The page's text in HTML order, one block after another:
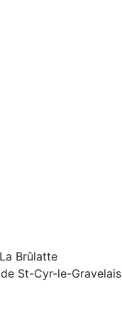
Brûlatte
St-Cyr-le-Gravelais